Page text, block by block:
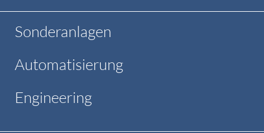
Sonderanlagen
Automatisierung
Engineering